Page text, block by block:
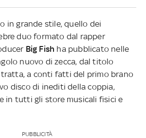
in grande stile, quello dei
duo formato dal rapper
Big Fish ha pubblicato nelle
nuovo di zecca, dal titolo
tratta, a conti fatti del primo brano
disco di inediti della coppia,
in tutti gli store musicali fisici e
PUBBLICITÀ